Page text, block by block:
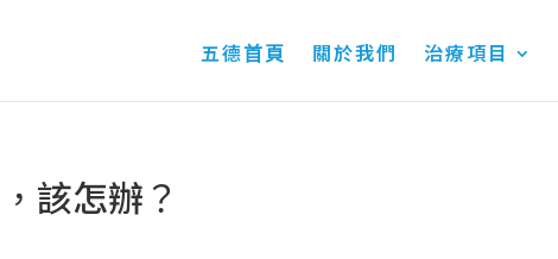
五德首頁 關於我們 治療項目
該怎辦？